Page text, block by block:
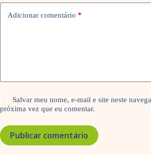
Adicionar comentário *
Salvar meu nome, e-mail e site neste
próxima vez que eu comentar.
Publicar comentário